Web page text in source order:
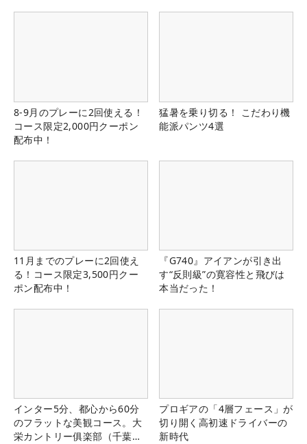
8-9月のプレーに2回使える！
コース限定2,000円クーポン
配布中！
猛暑を乗り切る！ こだわり機
能派パンツ4選
11月までのプレーに2回使え
る！コース限定3,500円クー
ポン配布中！
『G740』アイアンが引き出
す“反則級”の寛容性と飛びは
本当だった！
インター5分、都心から60分
のフラットな美観コース。大
栄カントリー俱楽部（千葉
プロギアの「4層フェース」が
切り開く高初速ドライバーの
新時代